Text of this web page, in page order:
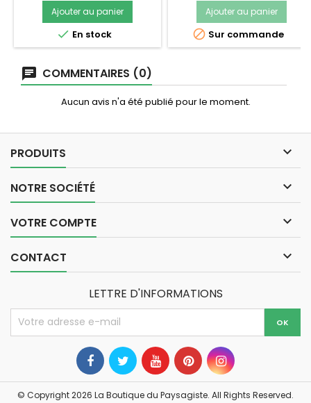
Ajouter au panier
 En stock
Ajouter au panier
 Sur commande
COMMENTAIRES (0)
Aucun avis n'a été publié pour le moment.
PRODUITS 
NOTRE SOCIÉTÉ 
VOTRE COMPTE 
CONTACT 
LETTRE D'INFORMATIONS
© Copyright 2026 La Boutique du Paysagiste. All Rights Reserved.